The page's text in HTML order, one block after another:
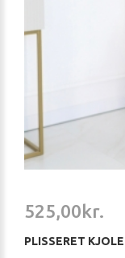
525,00kr.
PLISSERET